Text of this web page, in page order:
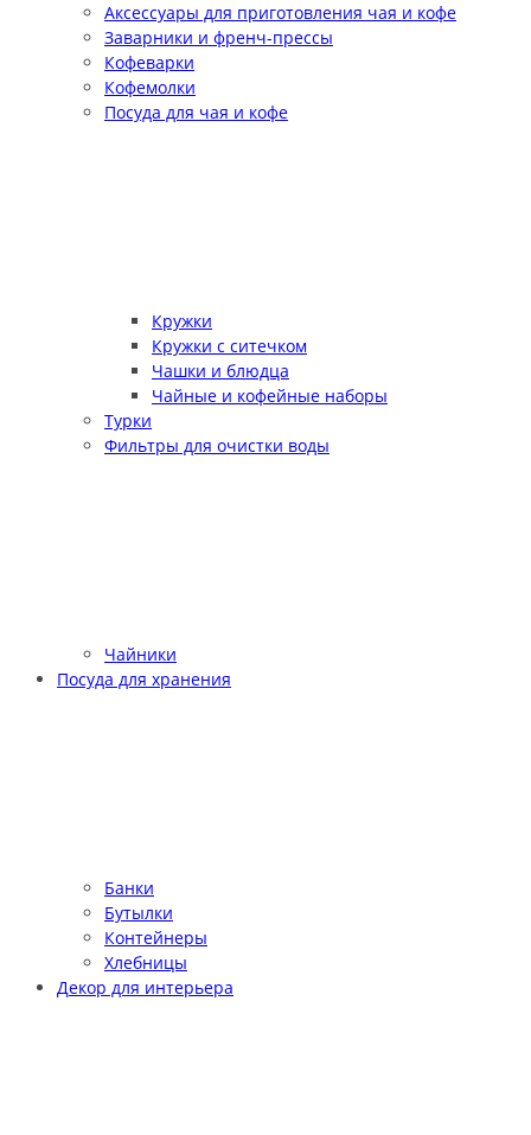
Аксессуары для приготовления чая и кофе
Заварники и френч-прессы
Кофеварки
Кофемолки
Посуда для чая и кофе
Кружки
Кружки с ситечком
Чашки и блюдца
Чайные и кофейные наборы
Турки
Фильтры для очистки воды
Чайники
Посуда для хранения
Банки
Бутылки
Контейнеры
Хлебницы
Декор для интерьера